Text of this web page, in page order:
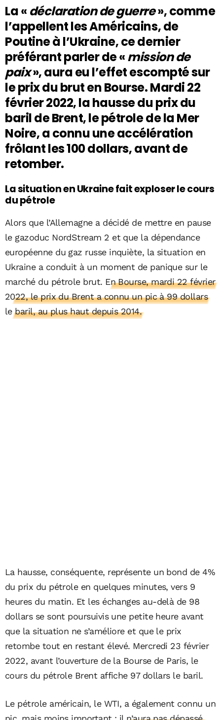
La « déclaration de guerre», comme
l’appellent les Américains, de
Poutine à l’Ukraine, ce dernier
préférant parler de «mission de
paix», aura eu l’effet escompté sur
le prix du brut en Bourse. Mardi 22
février 2022, la hausse du prix du
baril de Brent, le pétrole de la Mer
Noire, a connu une accélération
frôlant les 100 dollars, avant de
retomber.
La situation en Ukraine fait exploser le cours
du pétrole
Alors que l’Allemagne a décidé de mettre en pause
le gazoduc NordStream 2 et que la dépendance
européenne du gaz russe inquiète, la situation en
Ukraine a conduit à un moment de panique sur le
marché du pétrole brut. En Bourse, mardi 22 février
2022, le prix du Brent a connu un pic à 99 dollars
le baril, au plus haut depuis 2014.
La hausse, conséquente, représente un bond de 4%
du prix du pétrole en quelques minutes, vers 9
heures du matin. Et les échanges au-delà de 98
dollars se sont poursuivis une petite heure avant
que la situation ne s’améliore et que le prix
retombe tout en restant élevé. Mercredi 23 février
2022, avant l’ouverture de la Bourse de Paris, le
cours du pétrole Brent affiche 97 dollars le baril.
Le pétrole américain, le WTI, a également connu un